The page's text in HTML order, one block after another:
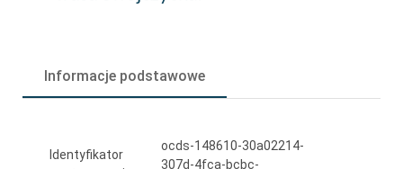
drogi
Informacje podstawowe
Identyfikator
ocds-148610-30a02214-
307d-4fca-bcbc-